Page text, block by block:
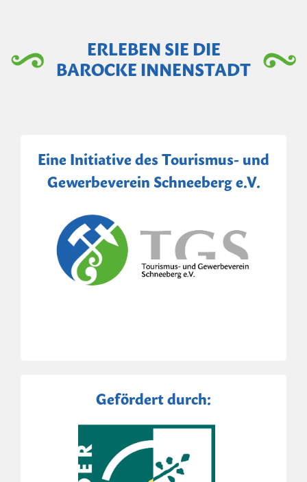
ERLEBEN SIE DIE
BAROCKE INNENSTADT
Eine Initiative des Tourismus- und
Gewerbeverein Schneeberg e.V.
Gefördert durch: